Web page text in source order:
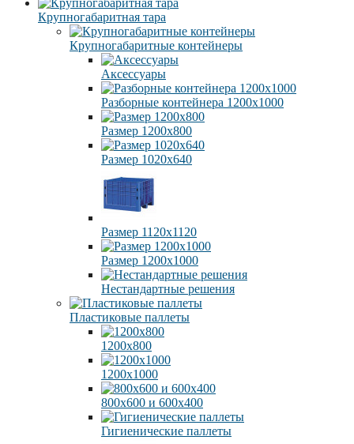
Крупногабаритная тара
Крупногабаритные контейнеры
Аксессуары
Разборные контейнера 1200х1000
Размер 1200х800
Размер 1020х640
Размер 1120х1120
Размер 1200х1000
Нестандартные решения
Пластиковые паллеты
1200х800
1200х1000
800х600 и 600х400
Гигиенические паллеты